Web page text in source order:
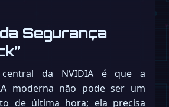
Segurança
da NVIDIA é que a
moderna não pode ser um
de última hora; ela precisa